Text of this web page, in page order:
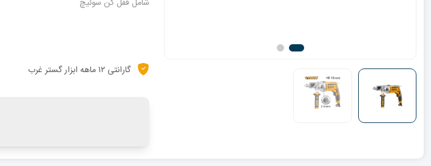
شامل قفل کن سوئیچ
گارانتی ۱۲ ماهه ابزار گستر غرب